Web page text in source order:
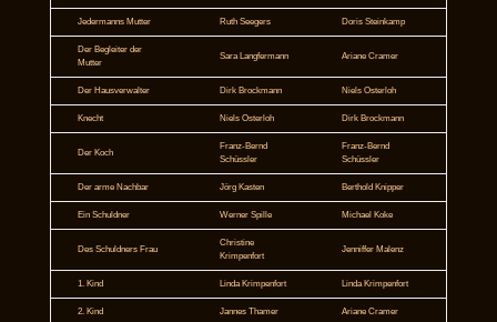
Jedermanns Mutter Ruth Seegers Doris Steinkamp
Der Begleiter der
Mutter
Sara Langfermann Ariane Cramer
Der Hausverwalter Dirk Brockmann Niels Osterloh
Knecht Niels Osterloh Dirk Brockmann
Der Koch
Franz-Bernd
Schüssler
Franz-Bernd
Schüssler
Der arme Nachbar Jörg Kasten Berthold Knipper
Ein Schuldner Werner Spille Michael Koke
Des Schuldners Frau
Christine
Krimpenfort
Jenniffer Malenz
1. Kind Linda Krimpenfort Linda Krimpenfort
2. Kind Jannes Thamer Ariane Cramer